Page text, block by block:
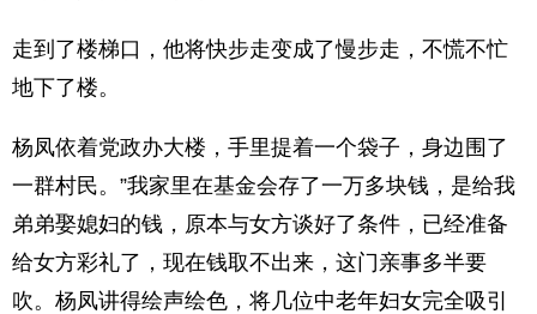
走到了楼梯口，他将快步走变成了慢步走，不慌不忙
地下了楼。
杨凤依着党政办大楼，手里提着一个袋子，身边围了
一群村民。”我家里在基金会存了一万多块钱，是给我
弟弟娶媳妇的钱，原本与女方谈好了条件，已经准备
给女方彩礼了，现在钱取不出来，这门亲事多半要
吹。杨凤讲得绘声绘色，将几位中老年妇女完全吸引